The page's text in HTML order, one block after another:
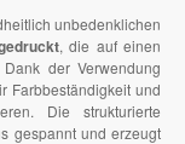
unbedenklichen
, die auf einen
der Verwendung
Farbbeständigkeit und
Die strukturierte
gespannt und erzeugt